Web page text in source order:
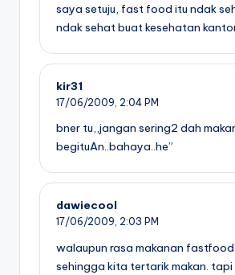
saya setuju, fast food itu ndak
ndak sehat buat kesehatan
kir31
17/06/2009, 2:04 PM
bner tu,,jangan sering2 dah
begituAn..bahaya..he”
dawiecool
17/06/2009, 2:03 PM
walaupun rasa makanan
sehingga kita tertarik makan.